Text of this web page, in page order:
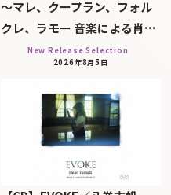
～マレ、クープラン、フォル
クレ、ラモー 音楽による肖…
New Release Selection
2026年8月5日